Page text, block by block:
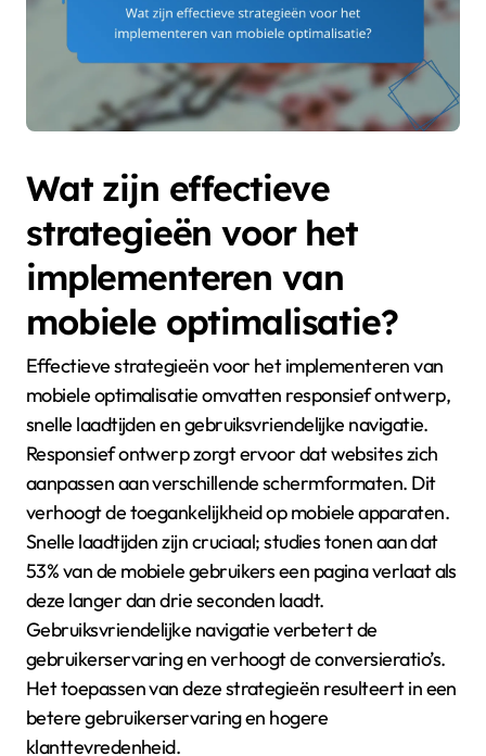
Wat zijn effectieve
strategieën voor het
implementeren van
mobiele optimalisatie?
Effectieve strategieën voor het implementeren van
mobiele optimalisatie omvatten responsief ontwerp,
snelle laadtijden en gebruiksvriendelijke navigatie.
Responsief ontwerp zorgt ervoor dat websites zich
aanpassen aan verschillende schermformaten. Dit
verhoogt de toegankelijkheid op mobiele apparaten.
Snelle laadtijden zijn cruciaal; studies tonen aan dat
53% van de mobiele gebruikers een pagina verlaat als
deze langer dan drie seconden laadt.
Gebruiksvriendelijke navigatie verbetert de
gebruikerservaring en verhoogt de conversieratio’s.
Het toepassen van deze strategieën resulteert in een
betere gebruikerservaring en hogere
klanttevredenheid.